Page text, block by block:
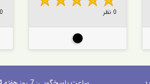
0 نظر
بژ
0 نظر